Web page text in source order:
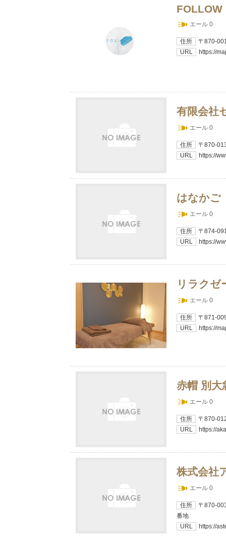
FOLLOW
エール 0
住所
〒870-
URL
https://
有限会社
エール 0
住所
〒870-
URL
https://
はなかご
エール 0
住所
〒874-
URL
https://
リラクゼ
エール 0
住所
〒871-
URL
https://
赤帽 別大
エール 0
住所
〒870-
URL
https://
株式会社
エール 0
住所
〒870-
番地
URL
https://